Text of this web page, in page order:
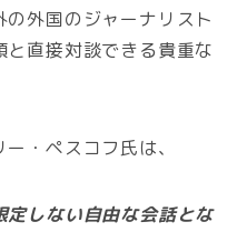
外国のジャーナリスト
直接対談できる貴重な
・ペスコフ氏は、
定しない自由な会話とな